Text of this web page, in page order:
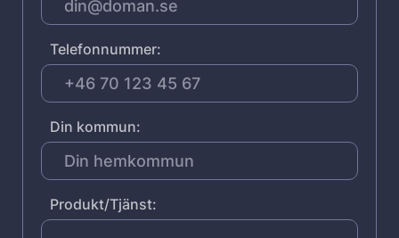
Telefonnummer:
Din kommun:
Produkt/Tjänst: